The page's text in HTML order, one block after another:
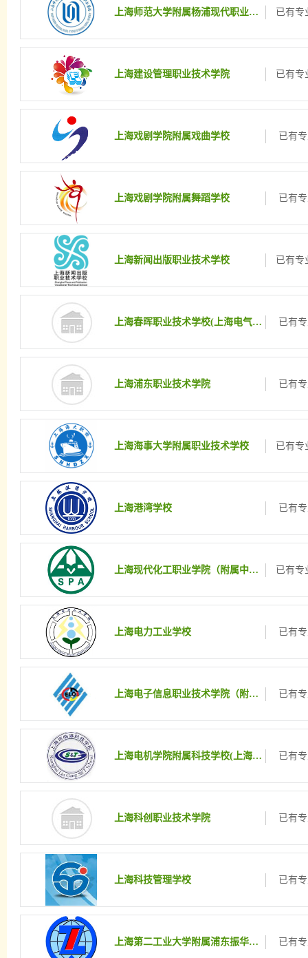
上海师范大学附属杨浦现代职业学校 已有专
上海建设管理职业技术学院 已有专
上海戏剧学院附属戏曲学校 已有
上海戏剧学院附属舞蹈学校 已有
上海新闻出版职业技术学校 已有专
上海春晖职业技术学校(上海电气职业技术学校) 已有
上海浦东职业技术学院 已有
上海海事大学附属职业技术学校 已有专
上海港湾学校 已有
上海现代化工职业学院（附属中职班） 已有专
上海电力工业学校 已有
上海电子信息职业技术学院（附属中职班） 已有
上海电机学院附属科技学校(上海市临港科技学校) 已有
上海科创职业技术学院 已有
上海科技管理学校 已有
上海第二工业大学附属浦东振华外经职业技术学校 已有